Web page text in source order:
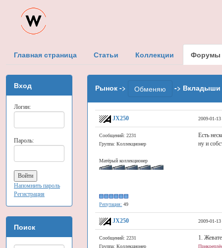
Главная страница Статьи Коллекции Форумы
Вход
Логин:
Пароль:
Напомнить пароль
Регистрация
Поиск
Рынок -> Обменяю -> Вкладыши
JX250 2009-01-
Сообщений: 2231
Группа: Коллекционер
Матёрый коллекционер
Репутация: 49
Есть
ну и
JX250 2009-01-
Сообщений: 2231
Группа: Коллекционер
1.